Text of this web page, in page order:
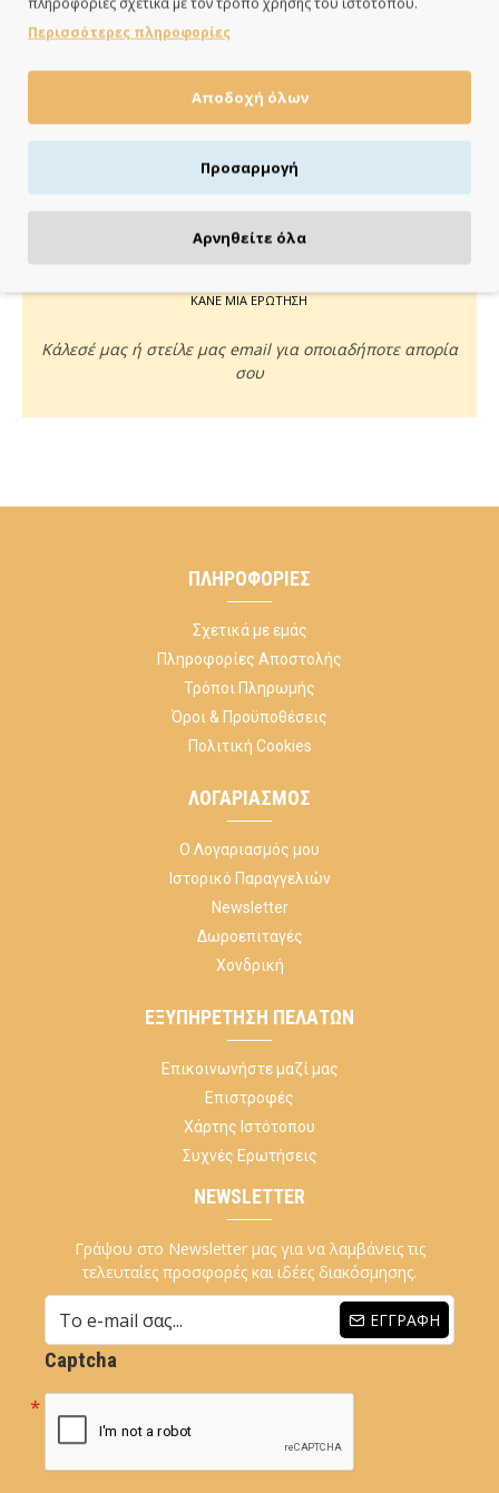
ΚΑΝΕ ΜΙΑ ΕΡΩΤΗΣΗ
Κάλεσέ μας ή στείλε μας email για οποιαδήποτε απορία
σου
ΠΛΗΡΟΦΟΡΊΕΣ
Σχετικά με εμάς
Πληροφορίες Αποστολής
Τρόποι Πληρωμής
Όροι & Προϋποθέσεις
Πολιτική Cookies
ΛΟΓΑΡΙΑΣΜΌΣ
Ο Λογαριασμός μου
Ιστορικό Παραγγελιών
Newsletter
Δωροεπιταγές
Χονδρική
ΕΞΥΠΗΡΈΤΗΣΗ ΠΕΛΑΤΏΝ
Επικοινωνήστε μαζί μας
Επιστροφές
Χάρτης Ιστότοπου
Συχνές Ερωτήσεις
NEWSLETTER
Γράψου στο Newsletter μας για να λαμβάνεις τις
τελευταίες προσφορές και ιδέες διακόσμησης.
ΕΓΓΡΑΦΉ
Captcha
Περισσότερες πληροφορίες
Αποδοχή όλων
Προσαρμογή
Αρνηθείτε όλα